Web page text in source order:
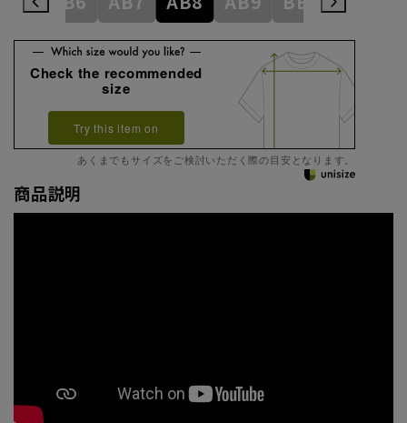
Check the recommended
size
Try this item on
あくまでもサイズをご検討いただく際の目安となります。
商品説明